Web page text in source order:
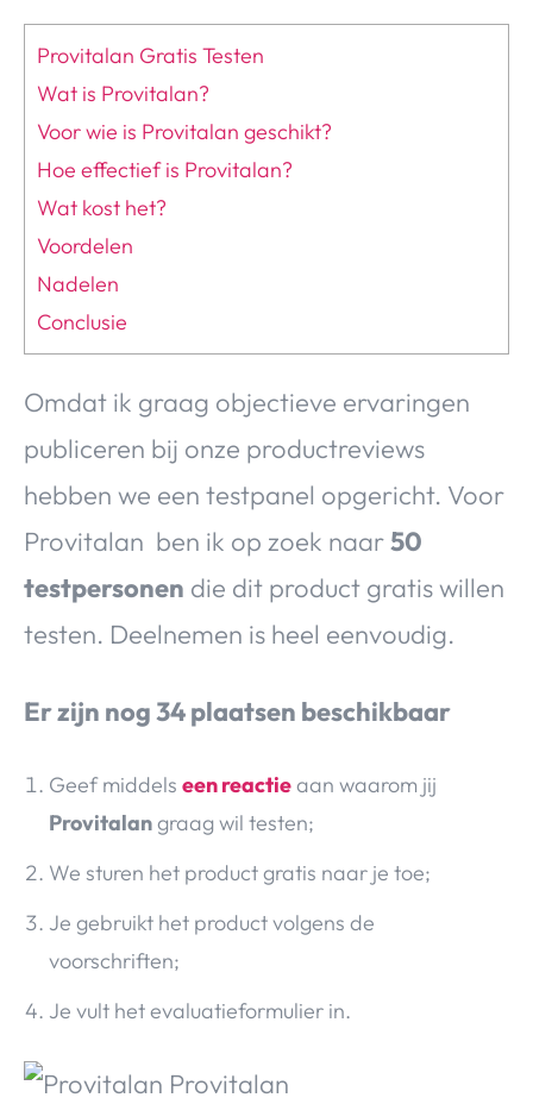
Provitalan Gratis Testen
Wat is Provitalan?
Voor wie is Provitalan geschikt?
Hoe effectief is Provitalan?
Wat kost het?
Voordelen
Nadelen
Conclusie
Omdat ik graag objectieve ervaringen
publiceren bij onze productreviews
hebben we een testpanel opgericht. Voor
Provitalan ben ik op zoek naar50
testpersonen die dit product gratis willen
testen. Deelnemen is heel eenvoudig.
Er zijn nog 34 plaatsen beschikbaar
Geef middels een reactieaan waarom jij
Provitalangraag wil testen;
We sturen het product gratis naar je toe;
Je gebruikt het product volgens de
voorschriften;
Je vult het evaluatieformulier in.